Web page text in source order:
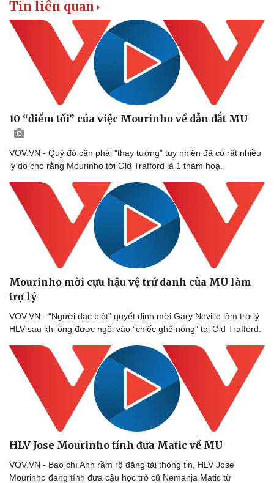
Tin liên quan
10 “điểm tối” của việc Mourinho về dẫn dắt MU
VOV.VN - Quỷ đỏ cần phải "thay tướng" tuy nhiên đã có rất nhiều
lý do cho rằng Mourinho tới Old Trafford là 1 thảm hoạ.
Mourinho mời cựu hậu vệ trứ danh của MU làm
trợ lý
VOV.VN - “Người đặc biệt” quyết định mời Gary Neville làm trợ lý
HLV sau khi ông được ngồi vào “chiếc ghế nóng” tại Old Trafford.
HLV Jose Mourinho tính đưa Matic về MU
VOV.VN - Báo chí Anh rầm rộ đăng tải thông tin, HLV Jose
Mourinho đang tính đưa cậu học trò cũ Nemanja Matic từ